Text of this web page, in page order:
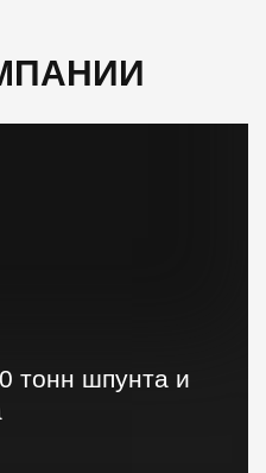
тонн шпунта и